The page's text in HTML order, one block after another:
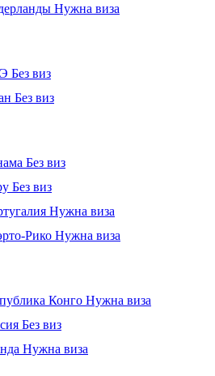
Нужна виза
Без виз
Без виз
Без виз
Без виз
Нужна виза
Рико Нужна виза
Конго Нужна виза
Без виз
Нужна виза